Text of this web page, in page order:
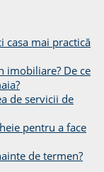
casa mai practică
imobiliare? De ce
de servicii de
pentru a face
de termen?